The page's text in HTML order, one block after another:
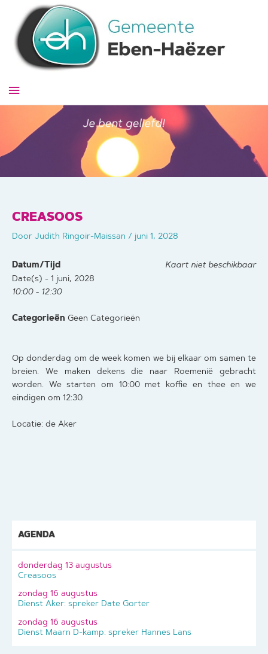
inhoud
Hoofdmenu
CREASOOS
Door Judith Ringoir-Maissan / juni 1, 2028
Kaart niet beschikbaar
Datum/Tijd
Date(s) - 1 juni, 2028
10:00 - 12:30
Categorieën Geen Categorieën
Op donderdag om de week komen we bij elkaar om samen te
breien. We maken dekens die naar Roemenië gebracht
worden. We starten om 10:00 met koffie en thee en we
eindigen om 12:30.
Locatie: de Aker
AGENDA
donderdag 13 augustus
Creasoos
zondag 16 augustus
Dienst Aker: spreker Date Gorter
zondag 16 augustus
Dienst Maarn D-kamp: spreker Hannes Lans